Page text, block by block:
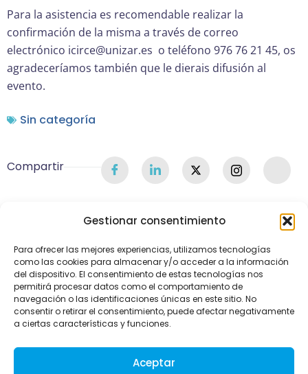
Gestionar consentimiento
Para ofrecer las mejores experiencias, utilizamos tecnologías
como las cookies para almacenar y/o acceder a la información
del dispositivo. El consentimiento de estas tecnologías nos
permitirá procesar datos como el comportamiento de
navegación o las identificaciones únicas en este sitio. No
consentir o retirar el consentimiento, puede afectar negativamente
a ciertas características y funciones.
Aceptar
Para la asistencia es recomendable realizar la
confirmación de la misma a través de correo
electrónico icirce@unizar.es o teléfono 976 76 21 45, os
agradeceríamos también que le dierais difusión al
evento.
Sin categoría
Compartir
Aviso LegalPolítica de Privacidad
Política de CookiesMapa Web